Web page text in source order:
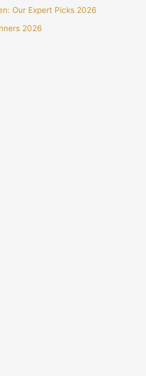
Our Expert Picks 2026
2026